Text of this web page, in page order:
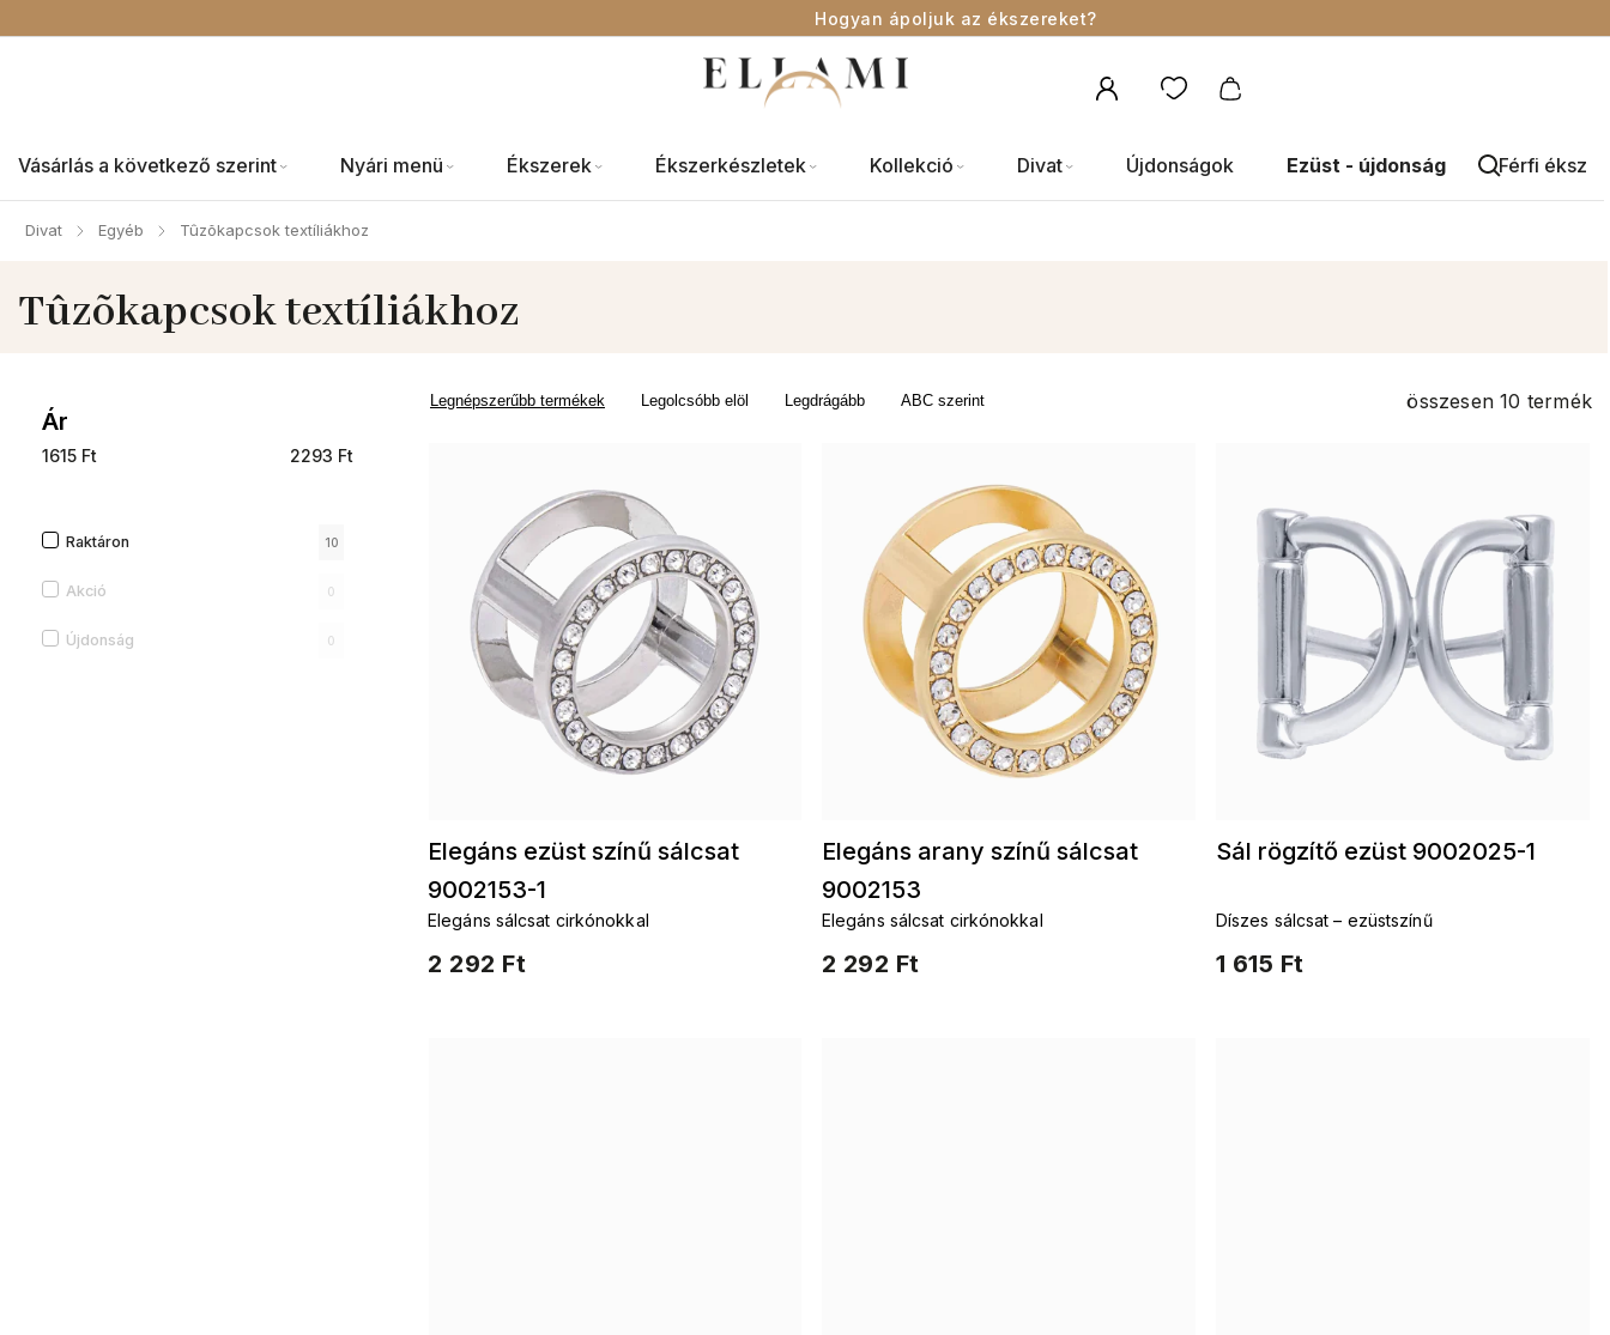
Hogyan ápoljuk az ékszereket?
Vásárlás a következő szerint Nyári menü Ékszerek Ékszerkészletek Kollekció Divat Újdonságok Ezüst - újdonság Férfi
Divat / Egyéb / Tûzõkapcsok textíliákhoz
Tûzõkapcsok textíliákhoz
Ár
1615 Ft 2293 Ft
Raktáron 10
Akció 0
Újdonság 0
Legnépszerűbb termékek Legolcsóbb elöl Legdrágább ABC szerint összesen10 termék
Elegáns ezüst színű sálcsat
9002153-1
2 292 Ft
Elegáns sálcsat cirkónokkal
Elegáns arany színű sálcsat
9002153
2 292 Ft
Elegáns sálcsat cirkónokkal
Sál rögzítő ezüst 9002025-1
1 615 Ft
Díszes sálcsat – ezüstszínű